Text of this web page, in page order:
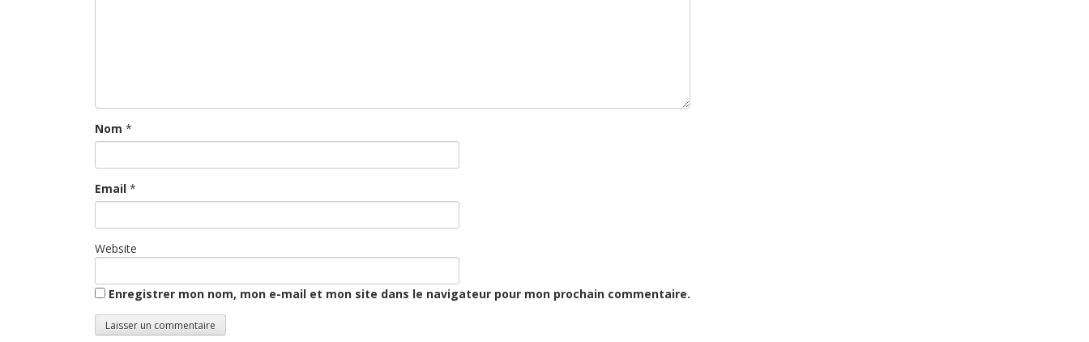
Nom *
Email *
Website
Enregistrer mon nom, mon e-mail et mon site dans le navigateur pour mon prochain commentaire.